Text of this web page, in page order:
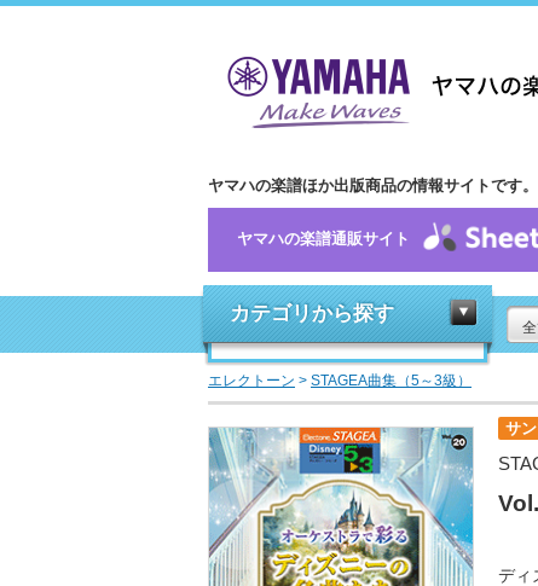
ヤマハの楽譜ほか出版商品の情報サイトです。
ヤマハの楽譜通販サイト
カテゴリから探す
エレクトーン > STAGEA曲集（5～3級）
サ
ディ